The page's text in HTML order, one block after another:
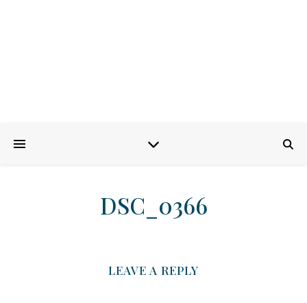
DSC_0366
LEAVE A REPLY